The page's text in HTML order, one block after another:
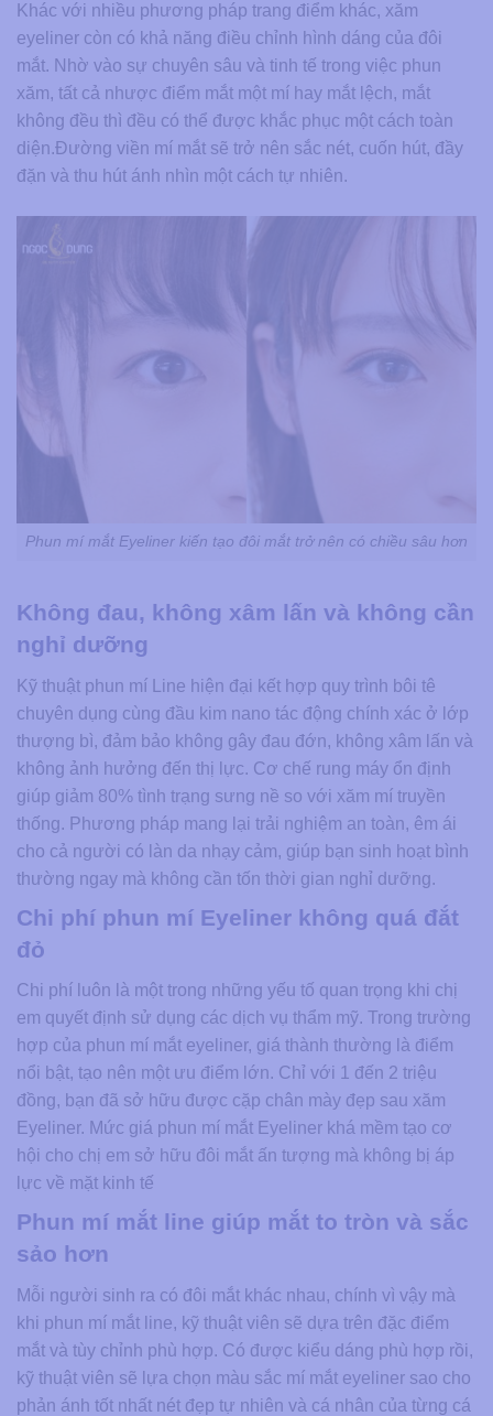
Khác với nhiều phương pháp trang điểm khác, xăm
eyeliner còn có khả năng điều chỉnh hình dáng của đôi
mắt. Nhờ vào sự chuyên sâu và tinh tế trong việc phun
xăm, tất cả nhược điểm mắt một mí hay mắt lệch, mắt
không đều thì đều có thể được khắc phục một cách toàn
diện.Đường viền mí mắt sẽ trở nên sắc nét, cuốn hút, đầy
đặn và thu hút ánh nhìn một cách tự nhiên.
Phun mí mắt Eyeliner kiến tạo đôi mắt trở nên có chiều sâu hơn
Không đau, không xâm lấn và không cần
nghỉ dưỡng
Kỹ thuật phun mí Line hiện đại kết hợp quy trình bôi tê
chuyên dụng cùng đầu kim nano tác động chính xác ở lớp
thượng bì, đảm bảo không gây đau đớn, không xâm lấn và
không ảnh hưởng đến thị lực. Cơ chế rung máy ổn định
giúp giảm 80% tình trạng sưng nề so với xăm mí truyền
thống. Phương pháp mang lại trải nghiệm an toàn, êm ái
cho cả người có làn da nhạy cảm, giúp bạn sinh hoạt bình
thường ngay mà không cần tốn thời gian nghỉ dưỡng.
Chi phí phun mí Eyeliner không quá đắt
đỏ
Chi phí luôn là một trong những yếu tố quan trọng khi chị
em quyết định sử dụng các dịch vụ thẩm mỹ. Trong trường
hợp của phun mí mắt eyeliner, giá thành thường là điểm
nổi bật, tạo nên một ưu điểm lớn. Chỉ với 1 đến 2 triệu
đồng, bạn đã sở hữu được cặp chân mày đẹp sau xăm
Eyeliner. Mức giá phun mí mắt Eyeliner khá mềm tạo cơ
hội cho chị em sở hữu đôi mắt ấn tượng mà không bị áp
lực về mặt kinh tế
Phun mí mắt line giúp mắt to tròn và sắc
sảo hơn
Mỗi người sinh ra có đôi mắt khác nhau, chính vì vậy mà
khi phun mí mắt line, kỹ thuật viên sẽ dựa trên đặc điểm
mắt và tùy chỉnh phù hợp. Có được kiểu dáng phù hợp rồi,
kỹ thuật viên sẽ lựa chọn màu sắc mí mắt eyeliner sao cho
phản ánh tốt nhất nét đẹp tự nhiên và cá nhân của từng cá